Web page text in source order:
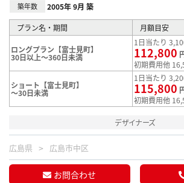
築年数 2005年 9月 築
プラン名・期間 月額目安
ロングプラン【富士見町】
30日以上～360日未満
1日当たり
112,800
初期費用他
ショート【富士見町】
～30日未満
1日当たり
115,800
初期費用他
デザイナーズ
広島県 広島市中区
お問合わせ